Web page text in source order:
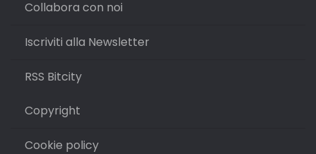
Collabora con noi
Iscriviti alla Newsletter
RSS Bitcity
Copyright
Cookie policy